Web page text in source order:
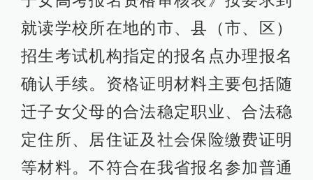
就读学校所在地的市、县（市、区）
招生考试机构指定的报名点办理报名
确认手续。资格证明材料主要包括随
迁子女父母的合法稳定职业、合法稳
定住所、居住证及社会保险缴费证明
等材料。不符合在我省报名参加普通